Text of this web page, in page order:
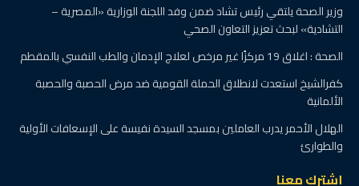
وزير الصحة يلتقي رئيس تشاد ضمن وفد اللجنة الوزارية «المصرية –
التشادية» لبحث تعزيز التعاون الصحي
الصحة : اغلاق 19 مركزًا غير مرخص لعلاج الإدمان والطب النفسي بالمقطم
كفرالشيخ استعدت لانطلاق الحملة القومية ضد مرض الحصبة والحصبة
الألمانية
الهلال الأحمر يدرب العاملين بمسجد السيدة نفيسة على الإسعافات الأولية
والطوارئ
إشترك معنا